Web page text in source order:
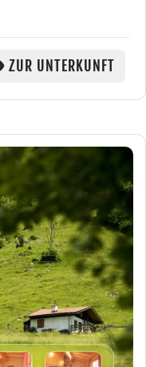
ZUR UNTERKUNFT